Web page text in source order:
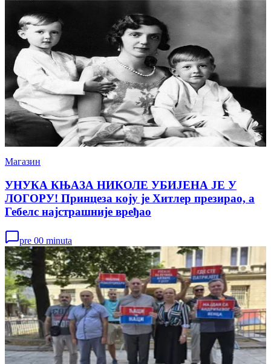
Магазин
УНУКА КЊАЗА НИКОЛЕ УБИЈЕНА ЈЕ У
ЛОГОРУ! Принцеза коју је Хитлер презирао, а
Гебелс најстрашније вређао
pre 00 minuta